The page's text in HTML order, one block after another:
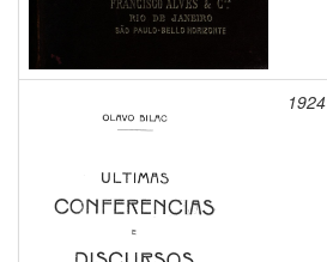
1924